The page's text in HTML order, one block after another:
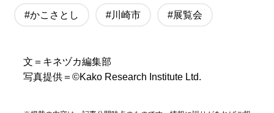
#かこさとし #川崎市 #展覧会
文＝キネヅカ編集部
写真提供＝©Kako Research Institute Ltd.